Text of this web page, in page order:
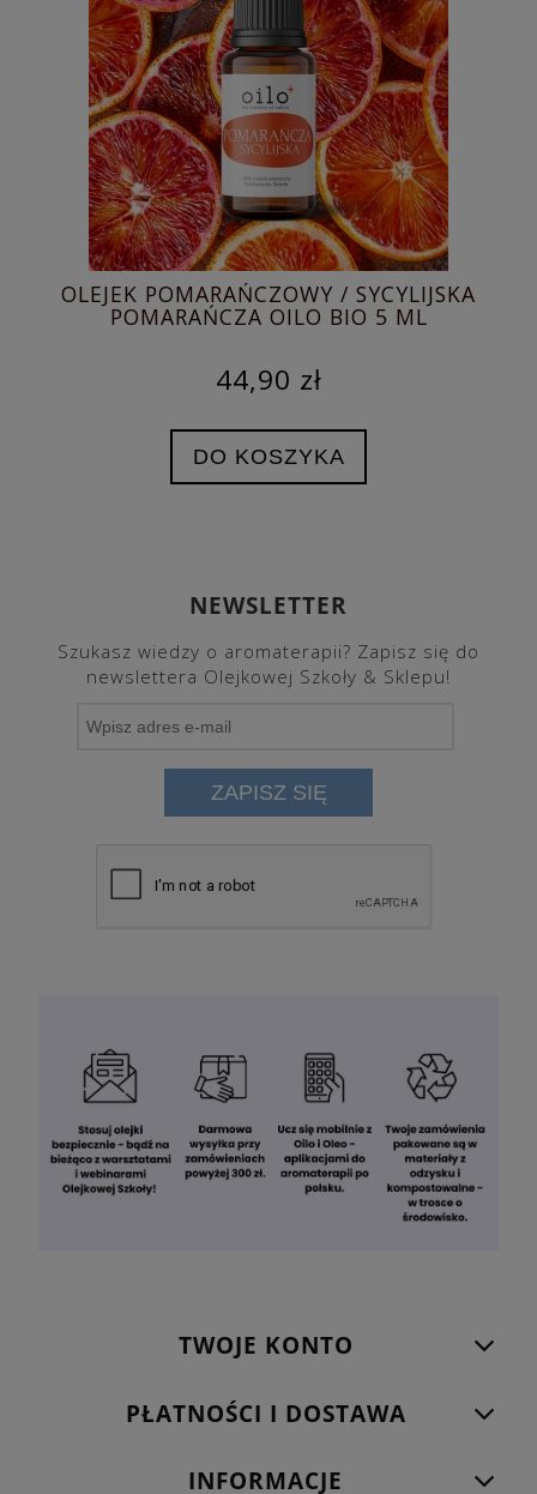
OLEJEK POMARAŃCZOWY / SYCYLIJSKA
POMARAŃCZA OILO BIO 5 ML
44,90 zł
DO KOSZYKA
NEWSLETTER
Szukasz wiedzy o aromaterapii? Zapisz się do
newslettera Olejkowej Szkoły & Sklepu!
ZAPISZ SIĘ
TWOJE KONTO
PŁATNOŚCI I DOSTAWA
INFORMACJE